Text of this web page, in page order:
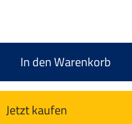
In den Warenkorb
Jetzt kaufen